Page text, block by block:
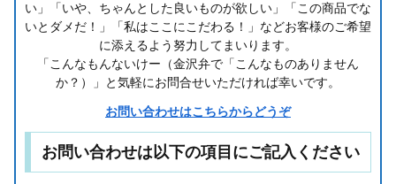
い」「いや、ちゃんとした良いものが欲しい」「この商品でな
いとダメだ！」「私はここにこだわる！」などお客様のご希望
に添えるよう努力してまいります。
「こんなもんないけー（金沢弁で「こんなものありません
か？）」と気軽にお問合せいただければ幸いです。
お問い合わせはこちらからどうぞ
お問い合わせは以下の項目にご記入ください